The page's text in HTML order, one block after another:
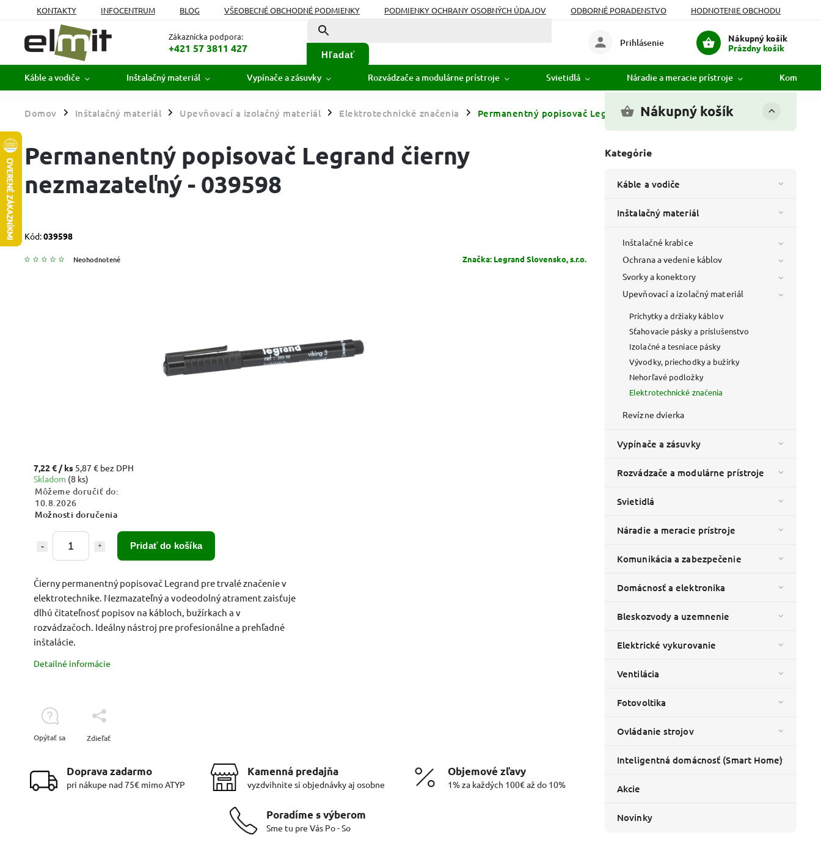
KONTAKTY INFOCENTRUM BLOG VŠEOBECNÉ OBCHODNÉ PODMIENKY PODMIENKY OCHRANY OSOBNÝCH ÚDAJOV ODBORNÉ PORADENSTVO
HODNOTENIE OBCHODU
MOJA OBJEDNÁVKA
Zákaznícka podpora:
+421 57 3811 427
Hľadať
Nákupný košík
Prázdny košík
Prihlásenie
Káble a vodiče Inštalačný materiál Vypínače a zásuvky Rozvádzače a modulárne prístroje Svietidlá Náradie a meracie prístroje
Domov / Inštalačný materiál / Upevňovací a izolačný materiál / Elektrotechnické značenia / Permanentný popisovač Legrand čierny nezmazateľný - 039598
Nákupný košík
Kategórie
Káble a vodiče
Inštalačný materiál
Inštalačné krabice
Ochrana a vedenie káblov
Svorky a konektory
Upevňovací a izolačný materiál
Príchytky a držiaky káblov
Sťahovacie pásky a príslušenstvo
Izolačné a tesniace pásky
Vývodky, priechodky a bužírky
Nehorľavé podložky
Elektrotechnické značenia
Revízne dvierka
Vypínače a zásuvky
Rozvádzače a modulárne prístroje
Svietidlá
Náradie a meracie prístroje
Komunikácia a zabezpečenie
Domácnosť a elektronika
Bleskozvody a uzemnenie
Elektrické vykurovanie
Ventilácia
Fotovoltika
Ovládanie strojov
Inteligentná domácnosť (Smart Home)
Akcie
Novinky
Permanentný popisovač Legrand čierny
nezmazateľný - 039598
Kód:039598
Neohodnotené Značka: Legrand Slovensko, s.r.o.
7,22 € / ks 5,87 € bez DPH
Skladom (8 ks)
Môžeme doručiť do:
10.8.2026
Možnosti doručenia
Pridať do košíka
Čierny permanentný popisovač Legrand pre trvalé značenie v
elektrotechnike. Nezmazateľný a vodeodolný atrament zaisťuje
dlhú čitateľnosť popisov na kábloch, bužírkach a v
rozvádzačoch. Ideálny nástroj pre profesionálne a prehľadné
inštalácie.
Detailné informácie
Opýtať sa Zdieľať
Doprava zadarmo
pri nákupe nad 75€ mimo ATYP
Kamenná predajňa
vyzdvihnite si objednávky aj osobne
Objemové zľavy
1% za každých 100€ až do 10%
Poradíme s výberom
Sme tu pre Vás Po - So